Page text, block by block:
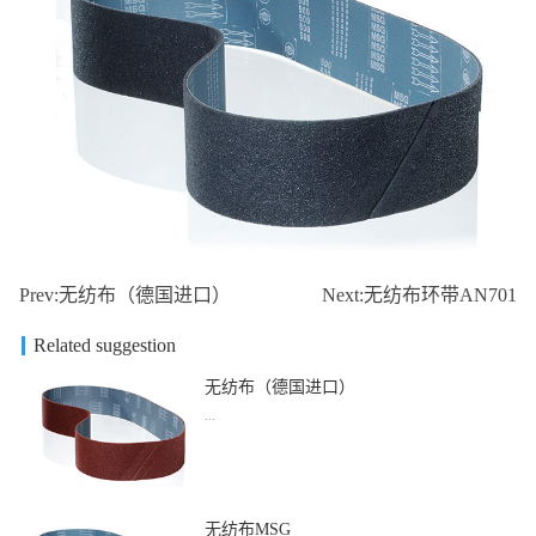
Prev:无纺布（德国进口） Next:无纺布环带AN701
Related suggestion
无纺布（德国进口）
...
无纺布MSG